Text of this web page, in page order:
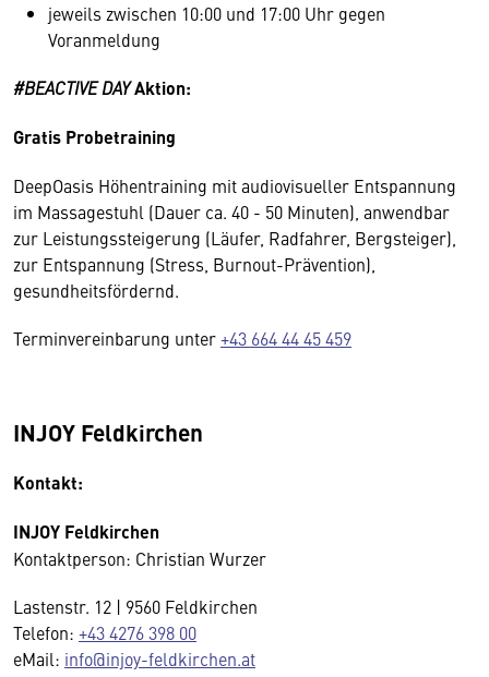
jeweils zwischen 10:00 und 17:00 Uhr gegen
Voranmeldung
#BEACTIVE DAYAktion:
Gratis Probetraining
DeepOasis Höhentraining mit audiovisueller Entspannung
im Massagestuhl (Dauer ca. 40 - 50 Minuten), anwendbar
zur Leistungssteigerung (Läufer, Radfahrer, Bergsteiger),
zur Entspannung (Stress, Burnout-Prävention),
gesundheitsfördernd.
Terminvereinbarung unter+43 664 44 45 459
INJOY Feldkirchen
Kontakt:
INJOY Feldkirchen
Kontaktperson: Christian Wurzer
Lastenstr. 12 | 9560 Feldkirchen
Telefon: +43 4276 398 00
eMail: info@injoy-feldkirchen.at